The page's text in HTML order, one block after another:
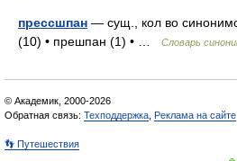
прессшпан — сущ., кол во
(10) • прешпан (1) • …
Словарь
© Академик, 2000-2026
Обратная связь: Техподдержка Реклама на сайте
👣 Путешествия